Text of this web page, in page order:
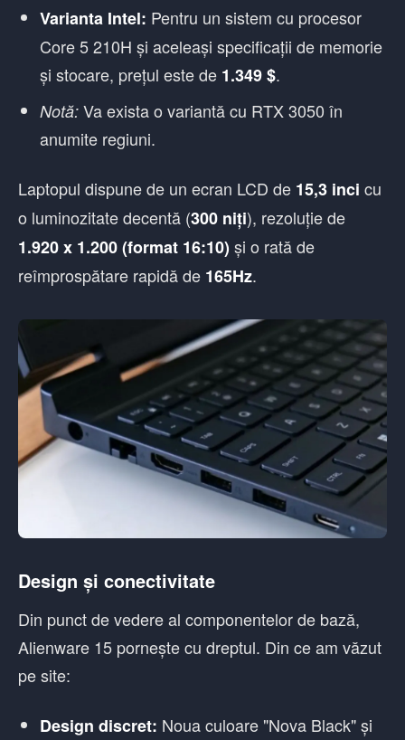
Varianta Intel: Pentru un sistem cu procesor
Core 5 210H și aceleași specificații de memorie
și stocare, prețul este de 1.349 $.
Notă: Va exista o variantă cu RTX 3050 în
anumite regiuni.
Laptopul dispune de un ecran LCD de 15,3 inci cu
o luminozitate decentă (300 niți), rezoluție de
1.920 x 1.200 (format 16:10) și o rată de
reîmprospătare rapidă de 165Hz.
Design și conectivitate
Din punct de vedere al componentelor de bază,
Alienware 15 pornește cu dreptul. Din ce am văzut
pe site:
Design discret: Noua culoare "Nova Black" și